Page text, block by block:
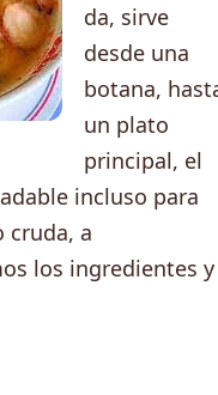
da, sirve
desde una
botana,
un plato
principal, el
incluso para
cruda, a
los ingredientes y